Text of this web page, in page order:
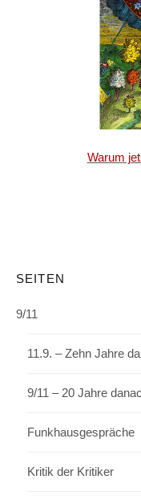
Warum
SEITEN
9/11
11.9. – Zehn Jahre
9/11 – 20 Jahre
Funkhausgespräche
Kritik der Kritiker